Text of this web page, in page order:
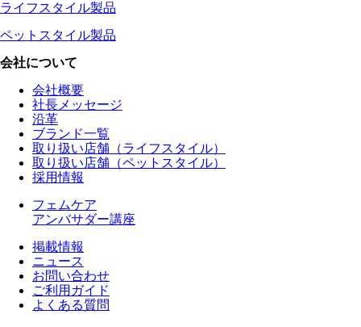
ライフスタイル製品
ペットスタイル製品
会社について
会社概要
社長メッセージ
沿革
ブランド一覧
取り扱い店舗（ライフスタイル）
取り扱い店舗（ペットスタイル）
採用情報
フェムケア
アンバサダー講座
掲載情報
ニュース
お問い合わせ
ご利用ガイド
よくある質問